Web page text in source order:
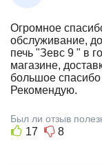
Н
Т
О
Н
Огромное
обслуживание,
печь "Зевс 9 " в
магазине,
большое
Рекомендую.
Был ли отзыв
17 8